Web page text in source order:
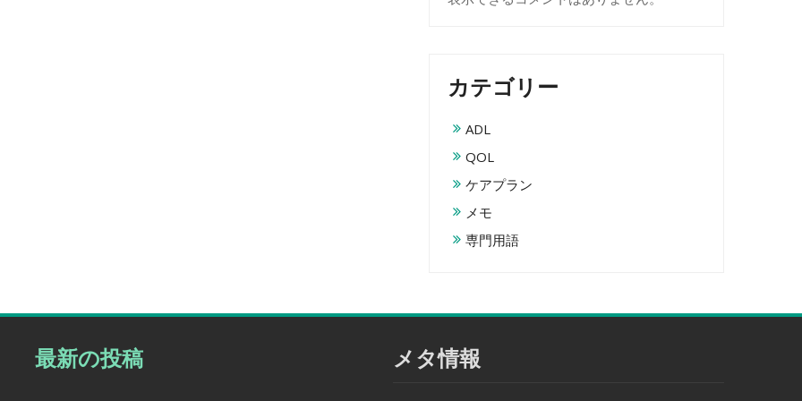
カテゴリー
ADL
QOL
ケアプラン
メモ
専門用語
最新の投稿 メタ情報